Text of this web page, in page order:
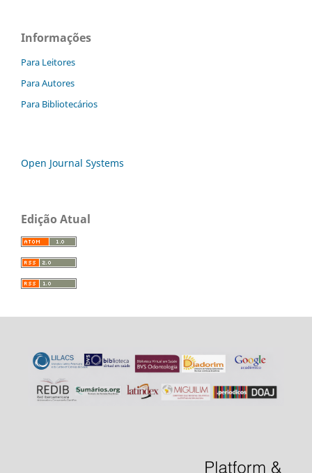
Informações
Para Leitores
Para Autores
Para Bibliotecários
Open Journal Systems
Edição Atual